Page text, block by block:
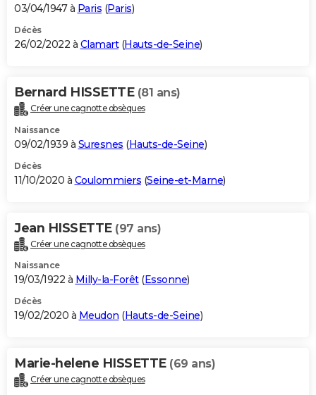
03/04/1947 à Paris (Paris)
Décès
26/02/2022 à Clamart(Hauts-de-Seine)
Bernard HISSETTE (81 ans)
Créer une cagnotte obsèques
Naissance
09/02/1939 à Suresnes (Hauts-de-Seine)
Décès
11/10/2020 à Coulommiers (Seine-et-Marne)
Jean HISSETTE (97 ans)
Créer une cagnotte obsèques
Naissance
19/03/1922 à Milly-la-Forêt(Essonne)
Décès
19/02/2020 à Meudon (Hauts-de-Seine)
Marie-helene HISSETTE (69 ans)
Créer une cagnotte obsèques